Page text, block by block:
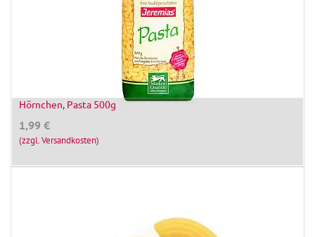
Hörnchen, Pasta 500g
1,99 €
(zzgl. Versandkosten)